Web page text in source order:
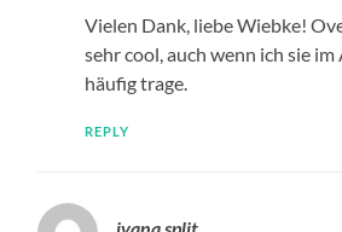
Vielen Dank, liebe Wiebke!
sehr cool, auch wenn ich sie
häufig trage.
REPLY
ivana split